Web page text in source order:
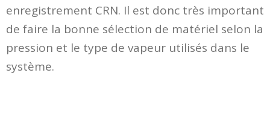
enregistrement CRN. Il est donc très important
de faire la bonne sélection de matériel selon la
pression et le type de vapeur utilisés dans le
système.